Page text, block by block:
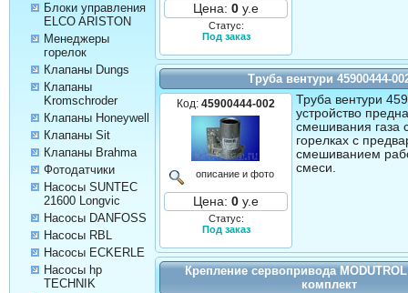
Блоки управления
ELCO ARISTON
Менеджеры
горелок
Клапаны Dungs
Клапаны
Kromschroder
Клапаны Honeywell
Клапаны Sit
Клапаны Brahma
Фотодатчики
Насосы SUNTEC
21600 Longvic
Насосы DANFOSS
Насосы RBL
Насосы ECKERLE
Насосы hp
TECHNIK
Цена: 0 у.е
Статус:
Под заказ
Труба вентури 45900444-
Код:45900444-002
описание и фото
Цена: 0 у.е
Статус:
Под заказ
Труба вентури
устройство
смешивания газа
горелках с
смешиванием
смеси.
Крепление сервопривода
комплект